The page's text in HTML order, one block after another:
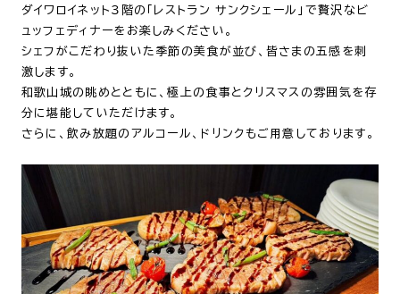
ダイワロイネット３階の「レストラン サンクシェール」で贅沢なビ
ュッフェディナーをお楽しみください。
シェフがこだわり抜いた季節の美食が並び、皆さまの五感を刺
激します。
和歌山城の眺めとともに、極上の食事とクリスマスの雰囲気を存
分に堪能していただけます。
さらに、飲み放題のアルコール、ドリンクもご用意しております。